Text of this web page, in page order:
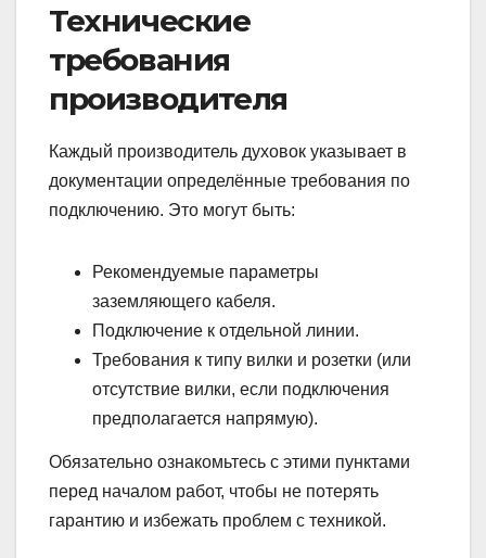
Технические
требования
производителя
Каждый производитель духовок указывает в
документации определённые требования по
подключению. Это могут быть:
Рекомендуемые параметры
заземляющего кабеля.
Подключение к отдельной линии.
Требования к типу вилки и розетки (или
отсутствие вилки, если подключения
предполагается напрямую).
Обязательно ознакомьтесь с этими пунктами
перед началом работ, чтобы не потерять
гарантию и избежать проблем с техникой.